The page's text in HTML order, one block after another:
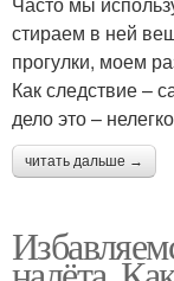
стираем в ней
прогулки, моем
Как следствие –
дело это –
читать дальше →